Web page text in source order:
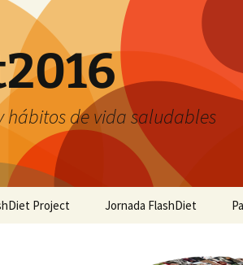
hábitos de vida saludables
Project Jornada FlashDiet